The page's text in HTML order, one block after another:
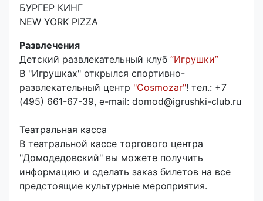
БУРГЕР КИНГ
NEW YORK PIZZA
Развлечения
Детский развлекательный клуб “Игрушки”
В "Игрушках" открылся спортивно-
развлекательный центр "Cosmozar"! тел.: +7
(495) 661-67-39, e-mail: domod@igrushki-club.ru
Театральная касса
В театральной кассе торгового центра
"Домодедовский" вы можете получить
информацию и cделать заказ билетов на все
предстоящие культурные мероприятия.